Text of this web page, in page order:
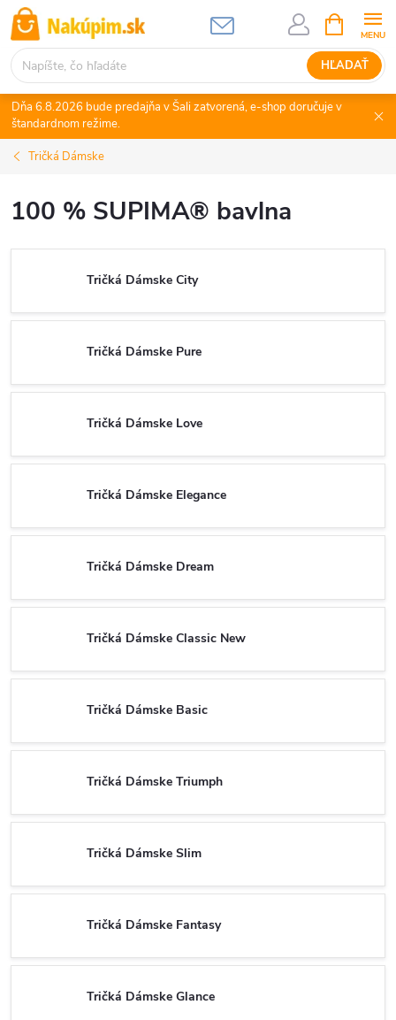
Prejsť
na
obsah
HĽADAŤ
KOŠÍK
Dňa 6.8.2026 bude predajňa v Šali zatvorená, e-shop doručuje v
štandardnom režime.
Tričká Dámske
100 % SUPIMA® bavlna
Tričká Dámske City
Tričká Dámske Pure
Tričká Dámske Love
Tričká Dámske Elegance
Tričká Dámske Dream
Tričká Dámske Classic New
Tričká Dámske Basic
Tričká Dámske Triumph
Tričká Dámske Slim
Tričká Dámske Fantasy
Tričká Dámske Glance